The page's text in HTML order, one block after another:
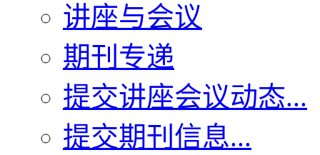
讲座与会议
期刊专递
提交讲座会议动态...
提交期刊信息...